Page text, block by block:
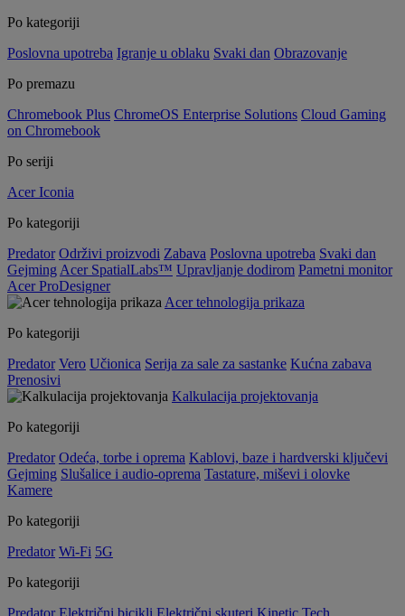
Po kategoriji
Poslovna upotreba Igranje u oblaku Svaki dan Obrazovanje
Po premazu
Chromebook Plus ChromeOS Enterprise Solutions Cloud Gaming
on Chromebook
Po seriji
Acer Iconia
Po kategoriji
Predator Održivi proizvodi Zabava Poslovna upotreba Svaki dan
Gejming Acer SpatialLabs™ Upravljanje dodirom Pametni monitor
Acer ProDesigner
Acer tehnologija prikaza
Po kategoriji
Predator Vero Učionica Serija za sale za sastanke Kućna zabava
Prenosivi
Kalkulacija projektovanja
Po kategoriji
Predator Odeća, torbe i oprema Kablovi, baze i hardverski ključevi
Gejming Slušalice i audio-oprema Tastature, miševi i olovke
Kamere
Po kategoriji
Predator Wi-Fi 5G
Po kategoriji
Predator Električni bicikli Električni skuteri Kinetic Tech